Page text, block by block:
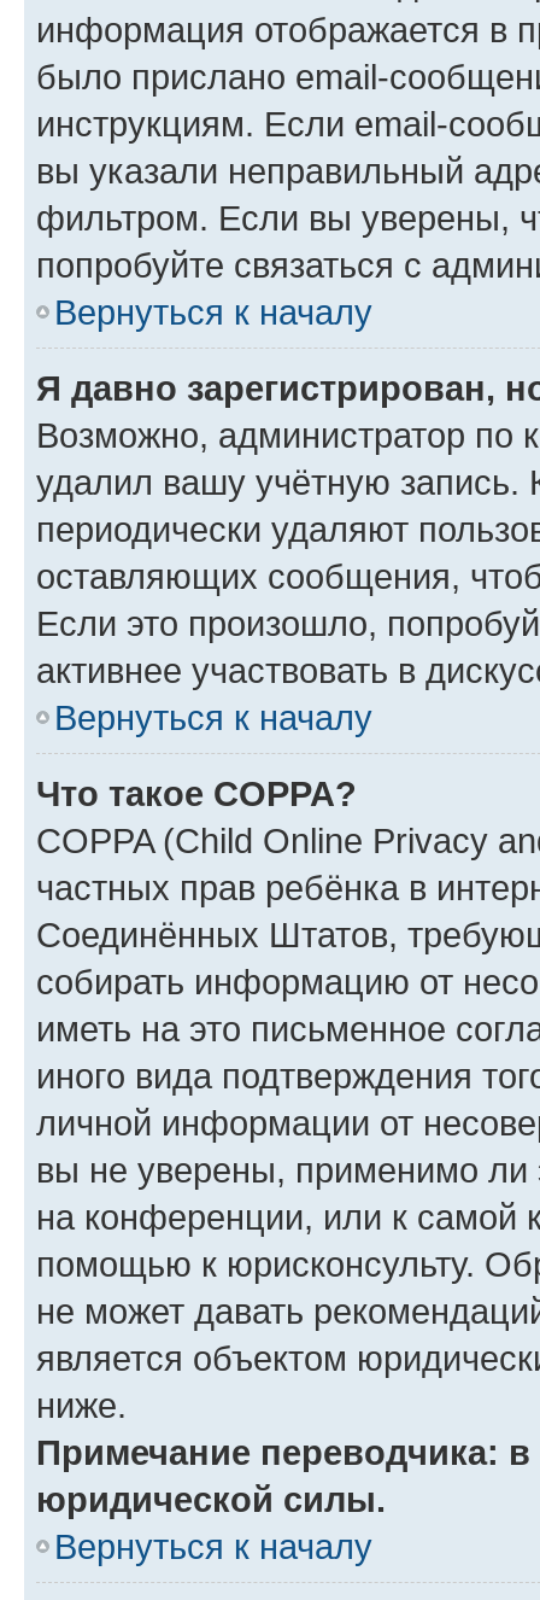
информация отображается в
было прислано email-
инструкциям. Если email-
вы указали неправильный
фильтром. Если вы уверены,
попробуйте связаться с
Вернуться к началу
Я давно зарегистрирован,
Возможно, администратор по
удалил вашу учётную запись.
периодически удаляют
оставляющих сообщения,
Если это произошло,
активнее участвовать в
Вернуться к началу
Что такое COPPA?
COPPA (Child Online Privacy
частных прав ребёнка в
Соединённых Штатов,
собирать информацию от
иметь на это письменное
иного вида подтверждения
личной информации от
вы не уверены, применимо ли
на конференции, или к самой
помощью к юрисконсульту.
не может давать
является объектом
ниже.
Примечание переводчика:
юридической силы.
Вернуться к началу